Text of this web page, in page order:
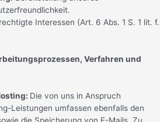
Interessen (Art. 6 Abs. 1 S. 1 lit. f.
Verfahren und
Die von uns in Anspruch
Leistungen umfassen ebenfalls den